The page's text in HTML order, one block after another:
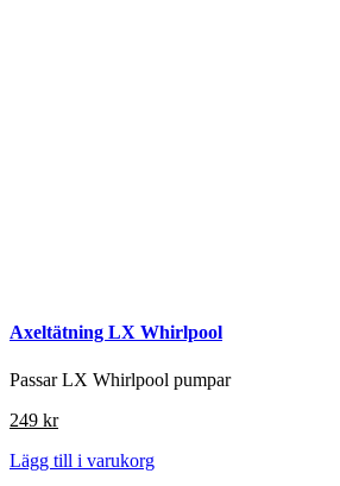
Axeltätning LX Whirlpool
Passar LX Whirlpool pumpar
249 kr
Lägg till i varukorg